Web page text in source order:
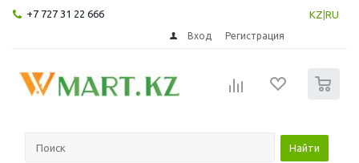
+7 727 31 22 666 KZ RU
Вход Регистрация
Найти